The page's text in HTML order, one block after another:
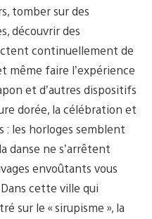
tomber sur des
découvrir des
continuellement de
même faire l’expérience
et d’autres dispositifs
dorée, la célébration et
: les horloges semblent
danse ne s’arrêtent
envoûtants vous
cette ville qui
sur le « sirupisme », la